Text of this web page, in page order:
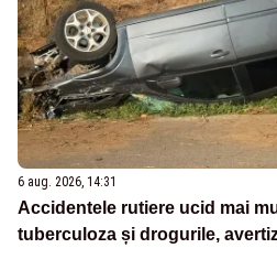
6 aug. 2026, 14:31
Accidentele rutiere ucid mai
tuberculoza și drogurile,